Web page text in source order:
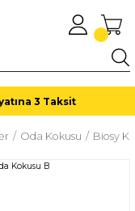
3 Taksit
Oda Kokusu Biosy